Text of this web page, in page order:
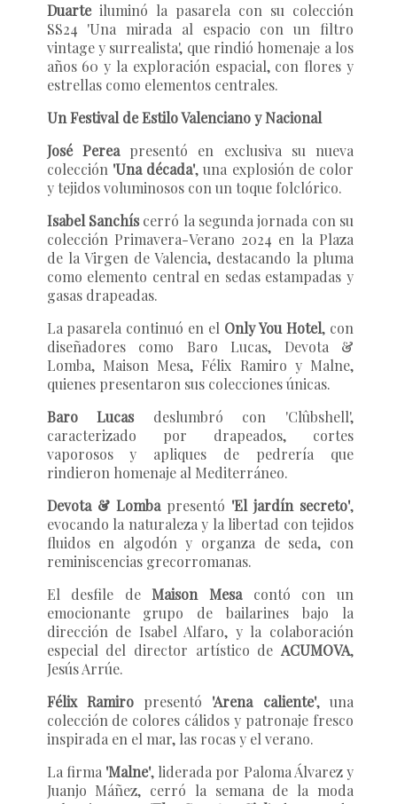
Duarte iluminó la pasarela con su colección
SS24 'Una mirada al espacio con un filtro
vintage y surrealista', que rindió homenaje a los
años 60 y la exploración espacial, con flores y
estrellas como elementos centrales.
Un Festival de Estilo Valenciano y Nacional
José Pereapresentó en exclusiva su nueva
colección 'Una década', una explosión de color
y tejidos voluminosos con un toque folclórico.
Isabel Sanchíscerró la segunda jornada con su
colección Primavera-Verano 2024 en la Plaza
de la Virgen de Valencia, destacando la pluma
como elemento central en sedas estampadas y
gasas drapeadas.
La pasarela continuó en el Only You Hotel, con
diseñadores como Baro Lucas, Devota &
Lomba, Maison Mesa, Félix Ramiro y Malne,
quienes presentaron sus colecciones únicas.
Baro Lucasdeslumbró con 'Clûbshell',
caracterizado por drapeados, cortes
vaporosos y apliques de pedrería que
rindieron homenaje al Mediterráneo.
Devota & Lombapresentó 'El jardín secreto',
evocando la naturaleza y la libertad con tejidos
fluidos en algodón y organza de seda, con
reminiscencias grecorromanas.
El desfile deMaison Mesacontó con un
emocionante grupo de bailarines bajo la
dirección de Isabel Alfaro, y la colaboración
especial del director artístico de ACUMOVA,
Jesús Arrúe.
Félix Ramiropresentó 'Arena caliente', una
colección de colores cálidos y patronaje fresco
inspirada en el mar, las rocas y el verano.
La firma 'Malne', liderada por Paloma Álvarez y
Juanjo Máñez, cerró la semana de la moda